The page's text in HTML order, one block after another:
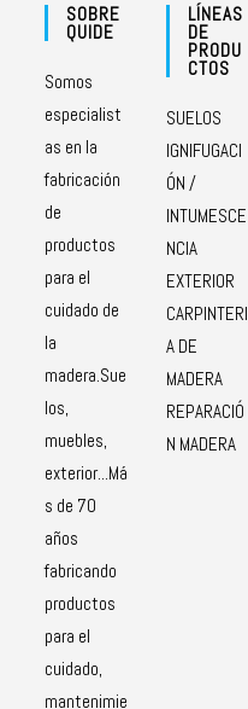
SOBRE
QUIDE
Somos
especialist
as en la
fabricación
de
productos
para el
cuidado de
la
madera.Sue
los,
muebles,
exterior...Má
s de 70
años
fabricando
productos
para el
cuidado,
mantenimie
LÍNEAS
DE
PRODU
CTOS
SUELOS
IGNIFUGACI
ÓN /
INTUMESCE
NCIA
EXTERIOR
CARPINTERI
A DE
MADERA
REPARACIÓ
N MADERA